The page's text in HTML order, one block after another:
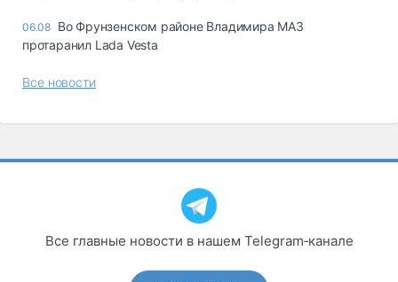
06.08 Во Фрунзенском районе Владимира МАЗ
протаранил Lada Vesta
Все новости
Все главные новости в нашем Telegram‑канале